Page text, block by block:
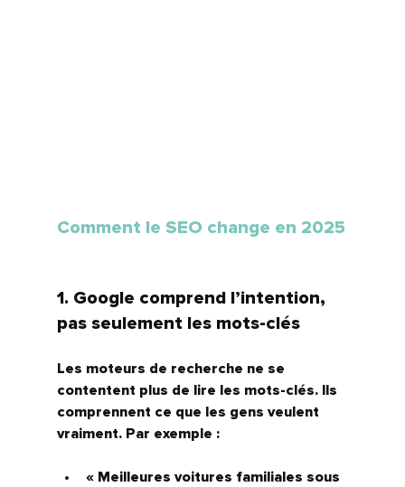
Comment le SEO change en 2025
1. Google comprend l’intention,
pas seulement les mots-clés
Les moteurs de recherche ne se
contentent plus de lire les mots-clés. Ils
comprennent ce que les gens veulent
vraiment. Par exemple :
« Meilleures voitures familiales sous